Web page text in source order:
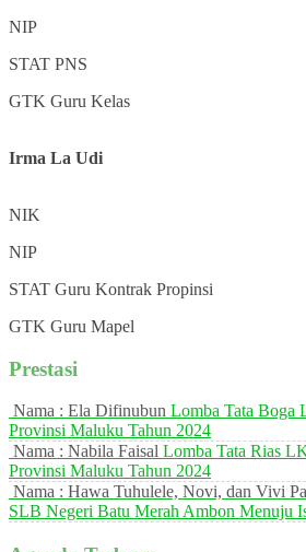
NIP
STAT PNS
GTK Guru Kelas
Irma La Udi
NIK
NIP
STAT Guru Kontrak Propinsi
GTK Guru Mapel
Prestasi
Nama : Ela Difinubun Lomba Tata Boga
Provinsi Maluku Tahun 2024
Nama : Nabila Faisal Lomba Tata Rias
Provinsi Maluku Tahun 2024
Nama : Hawa Tuhulele, Novi, dan Vivi
SLB Negeri Batu Merah Ambon Menuju